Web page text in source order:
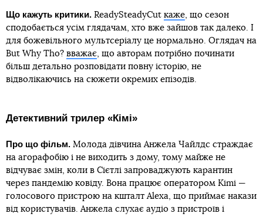
Що кажуть критики. ReadySteadyCut каже, що сезон
сподобається усім глядачам, хто вже зайшов так далеко. І
для божевільного мультсеріалу це нормально. Оглядач на
But Why Tho? вважає, що авторам потрібно починати
більш детально розповідати повну історію, не
відволікаючись на сюжети окремих епізодів.
Детективний трилер «Кімі»
Про що фільм. Молода дівчина Анжела Чайлдс страждає
на агорафобію і не виходить з дому, тому майже не
відчуває змін, коли в Сієтлі запроваджують карантин
через пандемію ковіду. Вона працює оператором Kimi —
голосового пристрою на кшталт Alexa, що приймає накази
від користувачів. Анжела слухає аудіо з пристроїв і